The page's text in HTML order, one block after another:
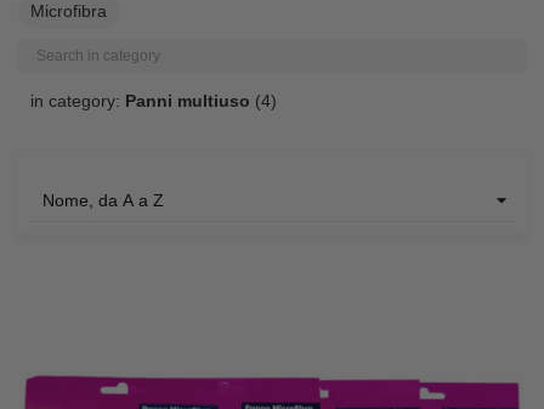
microfibra
Search in category
in category: Panni multiuso (4)
Nome, da A a Z 